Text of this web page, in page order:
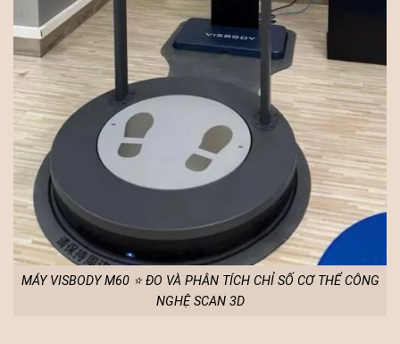
MÁY VISBODY M60 ⭐ ĐO VÀ PHÂN TÍCH CHỈ SỐ CƠ THỂ CÔNG
NGHỆ SCAN 3D